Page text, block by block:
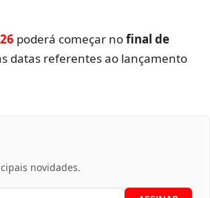
poderá começar nofinal de
datas referentes ao lançamento
novidades.